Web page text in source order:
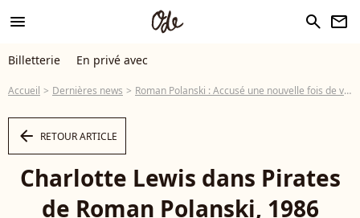
menu search newsletter
Billetterie En privé avec
Accueil Dernières news Roman Polanski : Accusé une nouvelle fois de viol sur mineure... son avocat se dit ahuri et contre-attaque !
arrow_left RETOUR ARTICLE
Charlotte Lewis dans Pirates
de Roman Polanski, 1986